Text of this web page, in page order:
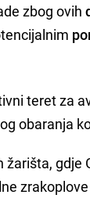
zbog ovih
teret za
obaranja